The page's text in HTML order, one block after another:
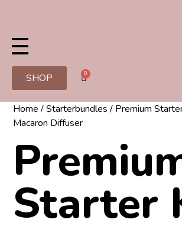
SHOP 0
Home/Starterbundles/ Premium
Macaron Diffuser
Starter